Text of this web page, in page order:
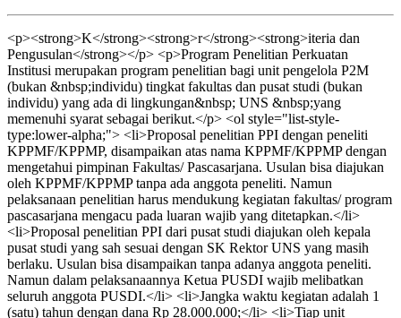
<p><strong>K</strong><strong>r</strong><strong>iteria dan
Pengusulan</strong></p> <p>Program Penelitian Perkuatan
Institusi merupakan program penelitian bagi unit pengelola P2M
(bukan &nbsp;individu) tingkat fakultas dan pusat studi (bukan
individu) yang ada di lingkungan&nbsp; UNS &nbsp;yang
memenuhi syarat sebagai berikut.</p> <ol style="list-style-
type:lower-alpha;"> <li>Proposal penelitian PPI dengan peneliti
KPPMF/KPPMP, disampaikan atas nama KPPMF/KPPMP dengan
mengetahui pimpinan Fakultas/ Pascasarjana. Usulan bisa diajukan
oleh KPPMF/KPPMP tanpa ada anggota peneliti. Namun
pelaksanaan penelitian harus mendukung kegiatan fakultas/ program
pascasarjana mengacu pada luaran wajib yang ditetapkan.</li>
<li>Proposal penelitian PPI dari pusat studi diajukan oleh kepala
pusat studi yang sah sesuai dengan SK Rektor UNS yang masih
berlaku. Usulan bisa disampaikan tanpa adanya anggota peneliti.
Namun dalam pelaksanaannya Ketua PUSDI wajib melibatkan
seluruh anggota PUSDI.</li> <li>Jangka waktu kegiatan adalah 1
(satu) tahun dengan dana Rp 28.000.000;</li> <li>Tiap unit